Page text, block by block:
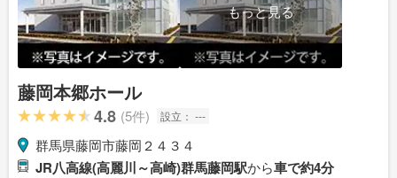
もっと見る
藤岡本郷ホール
4.8 (5件) 設立： ---
群馬県藤岡市藤岡２４３４
JR八高線(高麗川～高崎)群馬藤岡駅から車で約4分